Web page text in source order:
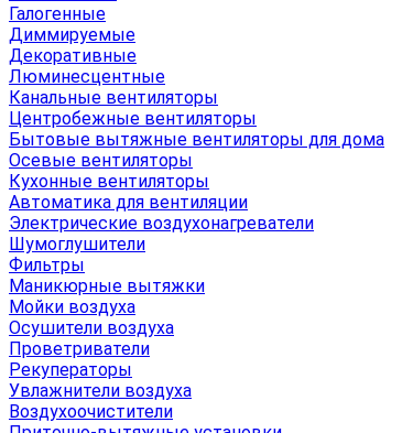
Галогенные
Диммируемые
Декоративные
Люминесцентные
Канальные вентиляторы
Центробежные вентиляторы
Бытовые вытяжные вентиляторы для дома
Осевые вентиляторы
Кухонные вентиляторы
Автоматика для вентиляции
Электрические воздухонагреватели
Шумоглушители
Фильтры
Маникюрные вытяжки
Мойки воздуха
Осушители воздуха
Проветриватели
Рекуператоры
Увлажнители воздуха
Воздухоочистители